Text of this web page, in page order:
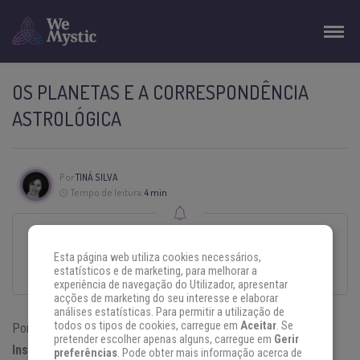
OS PLANETAS E A CORRESPONDÊNCIA
ASTROLÓGICA
PorTINÁ SILVA
Tempo de leitura:4 min
O conteúdo é da sua responsabilidade, não refletindo, necessariamente, a
opinião do WeMystic Brasil.
Por
Tiná Silva
Instagram: Casa Astrológica
Esta página web utiliza cookies necessários,
estatísticos e de marketing, para melhorar a
experiência de navegação do Utilizador, apresentar
acções de marketing do seu interesse e elaborar
análises estatísticas. Para permitir a utilização de
todos os tipos de cookies, carregue em Aceitar. Se
pretender escolher apenas alguns, carregue em Gerir
preferências. Pode obter mais informação acerca de